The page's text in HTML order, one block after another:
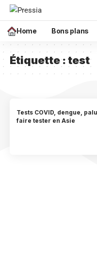
Home Bons plans
Étiquette :test
Tests COVID, dengue,
faire tester en Asie